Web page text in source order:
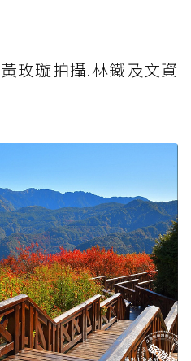
玫璇拍攝.林鐵及文資